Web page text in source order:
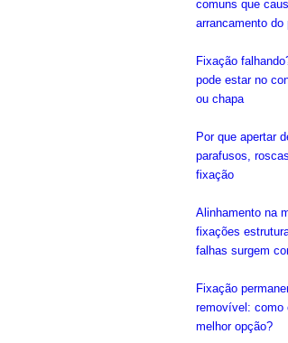
comuns que
arrancamento do
Fixação
pode estar no
ou chapa
Por que apertar
parafusos,
fixação
Alinhamento na
fixações
falhas surgem
Fixação
removível: como
melhor opção?